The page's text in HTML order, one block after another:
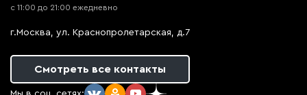
с 11:00 до 21:00 ежедневно
г.Москва, ул. Краснопролетарская, д.7
Смотреть все контакты